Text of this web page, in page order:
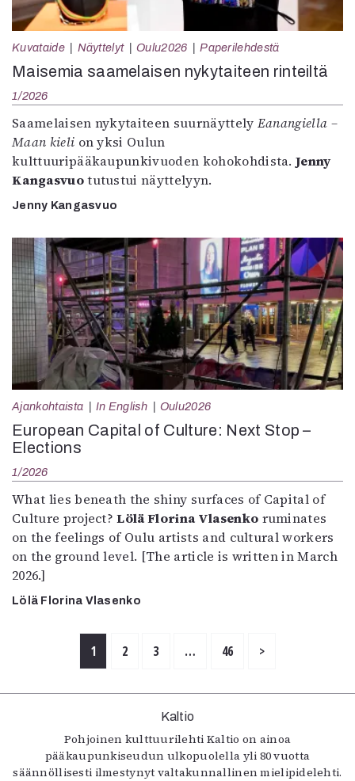
Kuvataide Näyttelyt Oulu2026 Paperilehdestä
Maisemia saamelaisen nykytaiteen rinteiltä
1/2026
Saamelaisen nykytaiteen suurnäyttely Eanangiella –
Maan kieli on yksi Oulun
kulttuuripääkaupunkivuoden kohokohdista.Jenny
Kangasvuotutustui näyttelyyn.
Jenny Kangasvuo
Ajankohtaista In English Oulu2026
European Capital of Culture: Next Stop –
Elections
1/2026
What lies beneath the shiny surfaces of Capital of
Culture project?Lölä Florina Vlasenko ruminates
on the feelings of Oulu artists and cultural workers
on the ground level. [The article is written in March
2026.]
Lölä Florina Vlasenko
1 2 3 … 46 >
Kaltio
Pohjoinen kulttuurilehti Kaltio on ainoa
pääkaupunkiseudun ulkopuolella yli 80 vuotta
säännöllisesti ilmestynyt valtakunnallinen mielipidelehti.